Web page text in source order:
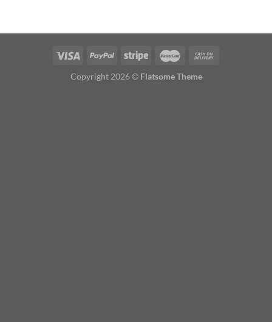
Copyright 2026 © Flatsome Theme